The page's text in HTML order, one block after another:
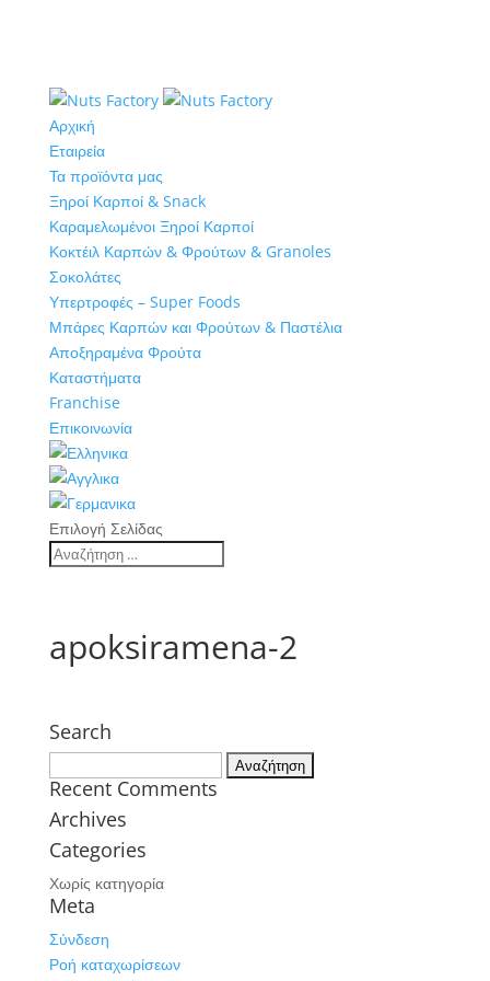
Αρχική
Εταιρεία
Τα προϊόντα μας
Ξηροί Καρποί & Snack
Καραμελωμένοι Ξηροί Καρποί
Κοκτέιλ Καρπών & Φρούτων & Granoles
Σοκολάτες
Υπερτροφές – Super Foods
Μπάρες Καρπών και Φρούτων & Παστέλια
Αποξηραμένα Φρούτα
Καταστήματα
Franchise
Επικοινωνία
Επιλογή Σελίδας
apoksiramena-2
Search
για:
Recent Comments
Archives
Categories
Χωρίς κατηγορία
Meta
Σύνδεση
Ροή καταχωρίσεων